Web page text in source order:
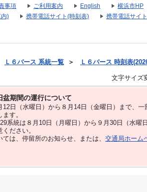
事項 ご利用案内 English 横浜市HP
)
携帯電話サイト(時刻表) 携帯電話サイ
Ｌ６バース 系統一覧 ＞ Ｌ６バース 時刻表
文字サイズ
盆期間の運行について
⽇（水曜日）から８⽉14⽇（金曜日）まで、⼀
す。
統は８月10日（月曜日）から９月30日（水曜日
ださい。
ては、停留所のお知らせ、または、 交通局ホーム